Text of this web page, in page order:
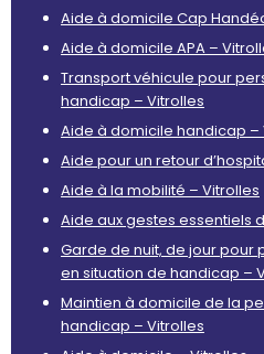
Aide à domicile Cap
Aide à domicile APA –
Transport véhicule pour
handicap – Vitrolles
Aide à domicile handicap –
Aide pour un retour
Aide à la mobilité – Vitrolles
Aide aux gestes essentiels
Garde de nuit, de jour pour
en situation de handicap –
Maintien à domicile de la
handicap – Vitrolles